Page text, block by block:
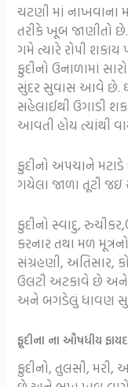
ચટણી માં નાખવાના
તરીકે ખૂબ જાણીતો
ગમે ત્યારે રોપી
ફુદીનો ઉનાળામાં
સુંદર સુવાસ આવે છે.
સહેલાઈથી ઉગાડી
આવતી હોય ત્યાંથી
ફુદીનો અપચાને
ગયેલા જાળા તૂટી જઇ
ફુદીનો સ્વાદુ,
કરનાર તથા મળ
સંગ્રહણી, અતિસાર,
ઉલટી અટકાવે છે અને
અને બગડેલું ધાવણ
ફૂદીના ના ઔષધીય
ફુદીનો, તુલસી, મરી,